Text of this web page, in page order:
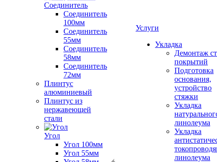
Соединитель
Соединитель
100мм
Соединитель
55мм
Соединитель
58мм
Соединитель
72мм
Плинтус
алюминиевый
Плинтус из
нержавеющей
стали
Угол
Угол 100мм
Угол 55мм
Услуги
Укладка
Демонтаж
покрытий
Подготовка
основания,
устройство
стяжки
Укладка
линолеума
Укладка
линолеума